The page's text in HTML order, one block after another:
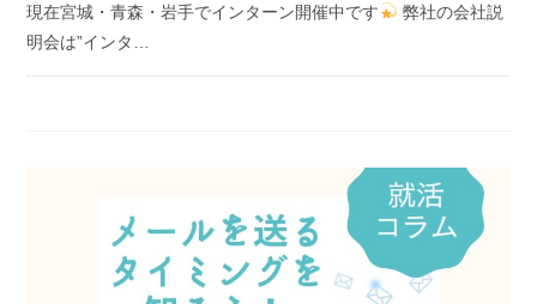
現在宮城・青森・岩手でインターン開催中です
弊社の会社説
明会は”インタ…